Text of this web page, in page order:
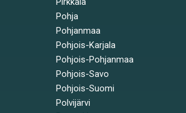
Pohja
Pohjanmaa
Pohjois-Karjala
Pohjois-Pohjanmaa
Pohjois-Savo
Pohjois-Suomi
Polvijärvi